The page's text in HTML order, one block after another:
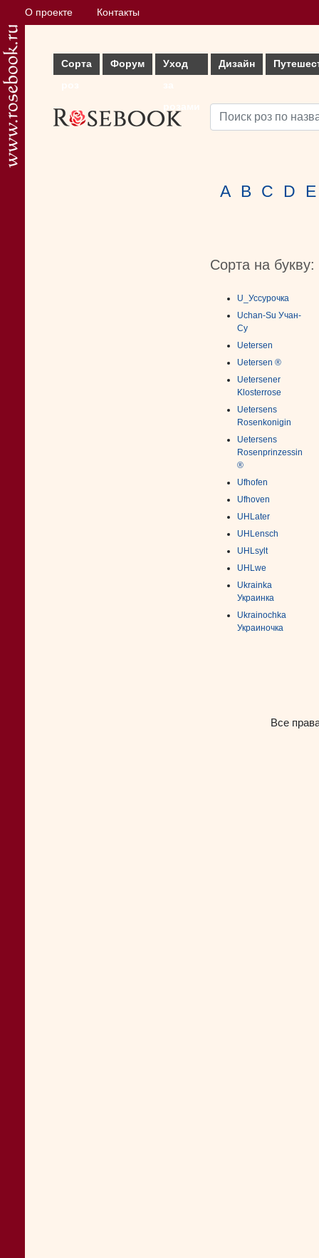
О проекте Контакты
Сорта
Форум
Уход
Дизайн
A B C D E
Сорта на букву:
U_Уссурочка
Uchan-Su Учан-
Су
Uetersen
Uetersen ®
Uetersener
Klosterrose
Uetersens
Rosenkonigin
Uetersens
Rosenprinzessin
®
Ufhofen
Ufhoven
UHLater
UHLensch
UHLsylt
UHLwe
Ukrainka
Украинка
Ukrainochka
Украиночка
Все